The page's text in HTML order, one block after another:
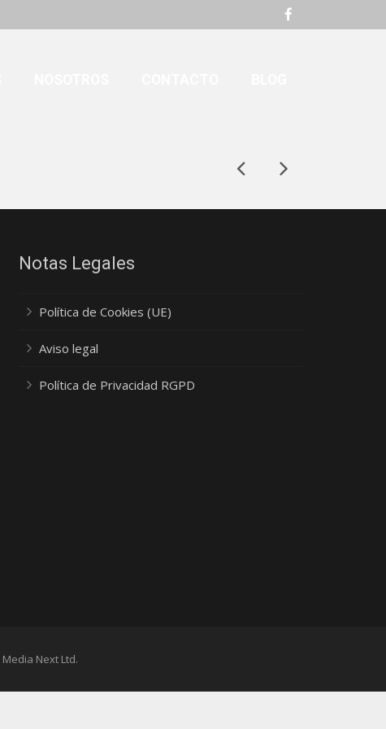
Notas Legales
Política de Cookies (UE)
Aviso legal
Política de Privacidad RGPD
Media Next Ltd.